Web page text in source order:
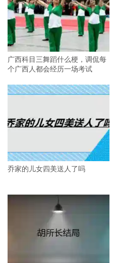
广西科目三舞蹈什么梗，调侃每
个广西人都会经历一场考试
乔家的儿女四美送人了吗